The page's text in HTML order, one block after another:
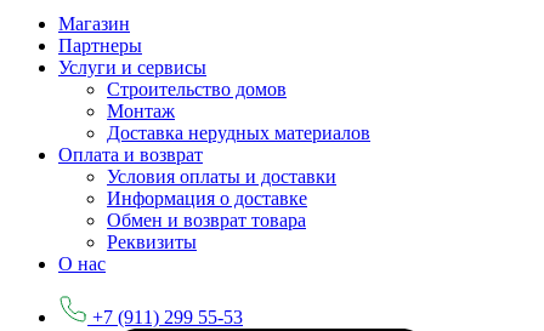
Магазин
Партнеры
Услуги и сервисы
Строительство домов
Монтаж
Доставка нерудных материалов
Оплата и возврат
Условия оплаты и доставки
Информация о доставке
Обмен и возврат товара
Реквизиты
О нас
+7 (911) 299 55-53